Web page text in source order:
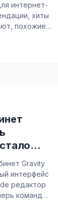
интернет-
хиты
похожие
почему
Gravity
интерфейс
редактор
команды,